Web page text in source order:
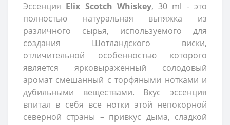
Эссенция Elix Scotch Whiskey, 30 ml - это
полностью натуральная вытяжка из
различного сырья, используемого для
создания Шотландского виски,
отличительной особенностью которого
является ярковыраженный солодовый
аромат смешанный с торфяными нотками и
дубильными веществами. Вкус эссенция
впитал в себя все нотки этой непокорной
северной страны – привкус дыма, сладкой